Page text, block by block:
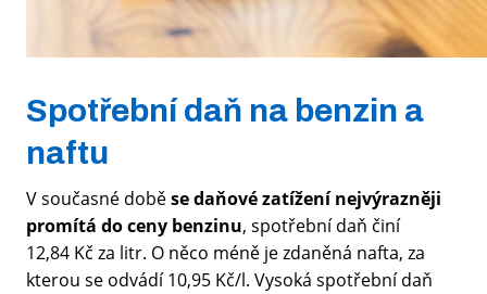
Spotřební daň na benzin a
naftu
V současné doběse daňové zatížení nejvýrazněji
promítá do ceny benzinu, spotřební daň činí
12,84 Kč za litr. O něco méně je zdaněná nafta, za
kterou se odvádí 10,95 Kč/l. Vysoká spotřební daň